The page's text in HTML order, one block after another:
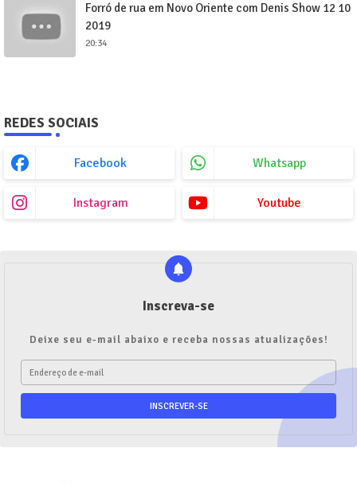
Forró de rua em Novo Oriente com Denis Show 12 10
2019
20:34
REDES SOCIAIS
Facebook Whatsapp
Instagram Youtube
Inscreva-se
Deixe seu e-mail abaixo e receba nossas atualizações!